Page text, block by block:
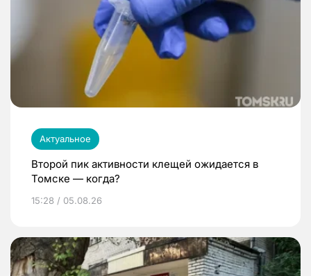
Актуальное
Второй пик активности клещей ожидается в
Томске — когда?
15:28 / 05.08.26